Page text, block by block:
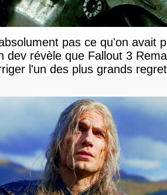
pas ce qu'on avait
dev révèle que Fallout 3
l'un des plus grands